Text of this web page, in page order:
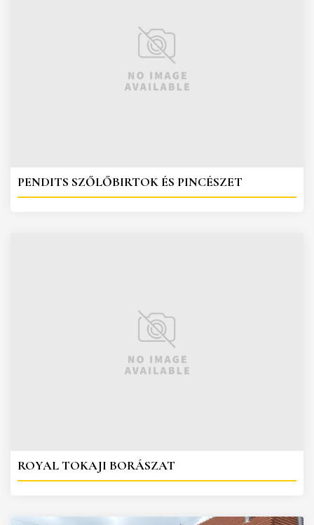
PENDITS SZŐLŐBIRTOK ÉS PINCÉSZET
ROYAL TOKAJI BORÁSZAT